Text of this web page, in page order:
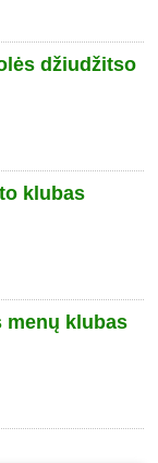
džiudžitso
klubas
menų klubas